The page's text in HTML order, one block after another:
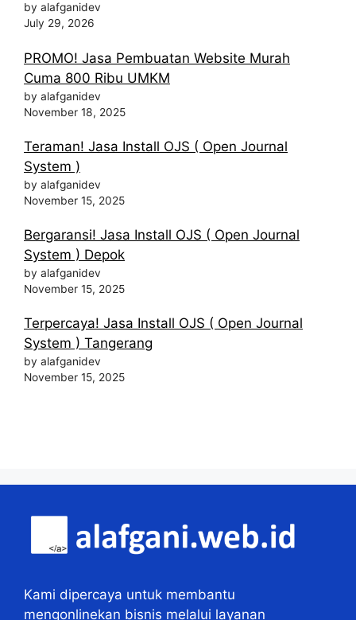
by alafganidev
July 29, 2026
PROMO! Jasa Pembuatan Website Murah
Cuma 800 Ribu UMKM
by alafganidev
November 18, 2025
Teraman! Jasa Install OJS ( Open Journal
System )
by alafganidev
November 15, 2025
Bergaransi! Jasa Install OJS ( Open Journal
System ) Depok
by alafganidev
November 15, 2025
Terpercaya! Jasa Install OJS ( Open Journal
System ) Tangerang
by alafganidev
November 15, 2025
Kami dipercaya untuk membantu
mengonlinekan bisnis melalui layanan